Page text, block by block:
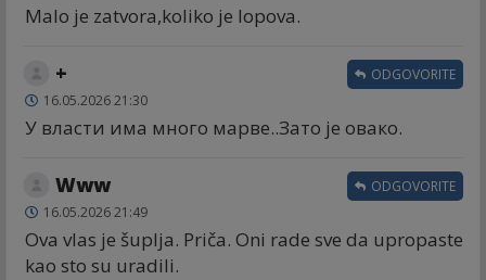
Malo je zatvora,koliko je lopova.
+
16.05.2026 21:30
У власти има много марве..Зато је овако.
ODGOVORITE
Www
16.05.2026 21:49
Ova vlas je šuplja. Priča. Oni rade sve da upropaste
kao sto su uradili.
ODGOVORITE